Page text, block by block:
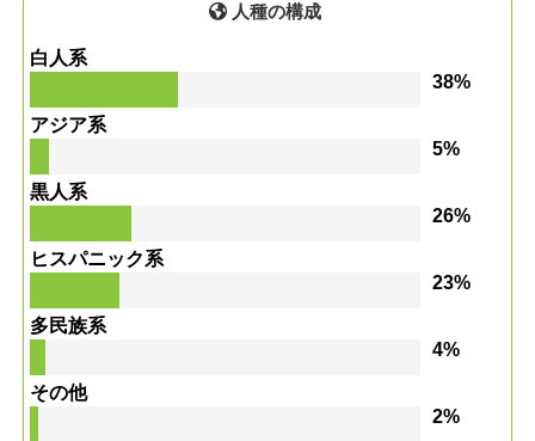
人種の構成
白人系
38%
アジア系
5%
黒人系
26%
ヒスパニック系
23%
多民族系
4%
その他
2%